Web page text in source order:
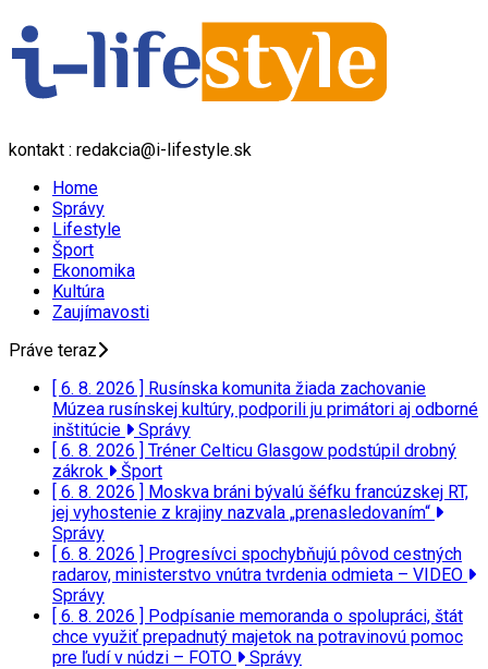
kontakt : redakcia@i-lifestyle.sk
Home
Správy
Lifestyle
Šport
Ekonomika
Kultúra
Zaujímavosti
Práve teraz
[ 6. 8. 2026 ] Rusínska komunita žiada zachovanie
Múzea rusínskej kultúry, podporili ju primátori aj odborné
inštitúcie
Správy
[ 6. 8. 2026 ] Tréner Celticu Glasgow podstúpil drobný
zákrok
Šport
[ 6. 8. 2026 ] Moskva bráni bývalú šéfku francúzskej RT,
jej vyhostenie z krajiny nazvala „prenasledovaním“
Správy
[ 6. 8. 2026 ] Progresívci spochybňujú pôvod cestných
radarov, ministerstvo vnútra tvrdenia odmieta – VIDEO
Správy
[ 6. 8. 2026 ] Podpísanie memoranda o spolupráci, štát
chce využiť prepadnutý majetok na potravinovú pomoc
pre ľudí v núdzi – FOTO
Správy